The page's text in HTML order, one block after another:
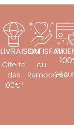
LIVRAISON
Offerte
dès
100€*
SATISFAIT
ou
Remboursé